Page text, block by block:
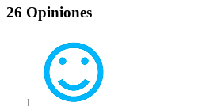
26 Opiniones